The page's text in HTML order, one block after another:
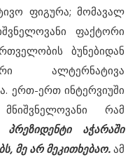
ფიგურა; მომავალ
ფაქტორი
ბუნებიდან
ალტერნატივა
ერთ-ერთ ინტერვიუში
რამ
აჭარაში
მე არ მეკითხებაო. ამ